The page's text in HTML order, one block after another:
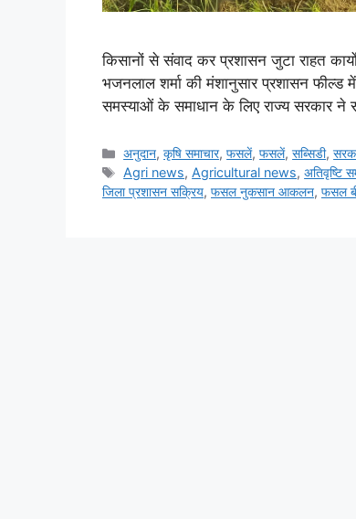
किसानों से संवाद कर प्रशासन जुटा राहत
भजनलाल शर्मा की मंशानुसार प्रशासन फील्ड
समस्याओं के समाधान के लिए राज्य सरकार ने
अनुदान,कृषि समाचार,फसलें,फसलें,सब्सिडी,
Agri news,Agricultural news,अतिवृष्टि
जिला प्रशासन सक्रिय, फसल नुकसान आकलन, फसल